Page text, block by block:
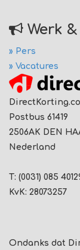
Werk
» Pers
» Vacatures
Postbus 61419
2506AK DEN
Nederland
T: (0031) 085
KvK: 28073257
Ondanks dat